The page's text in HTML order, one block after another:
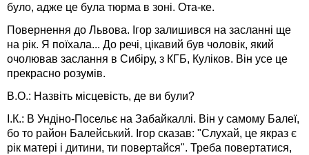
було, адже це була тюрма в зоні. Ота-ке.
Повернення до Львова. Ігор залишився на засланні ще
на рік. Я поїхала... До речі, цікавий був чоловік, який
очолював заслання в Сибіру, з КГБ, Куліков. Він усе це
прекрасно розумів.
В.О.: Назвіть місцевість, де ви були?
І.К.: В Ундіно-Посельє на Забайкаллі. Він у самому Балеї,
бо то район Балейський. Ігор сказав: "Слухай, це якраз є
рік матері і дитини, ти повертайся". Треба повертатися,